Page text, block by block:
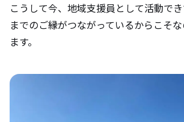
こうして今、地域支援員として活動で
までのご縁がつながっているからこそ
ます。